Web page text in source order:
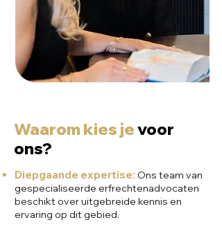
Waarom kies jevoor
ons?
Diepgaande expertise: Ons team van
gespecialiseerde erfrechtenadvocaten
beschikt over uitgebreide kennis en
ervaring op dit gebied.